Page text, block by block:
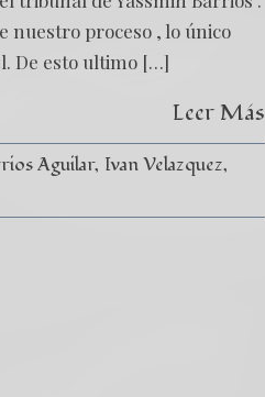
nuestro proceso , lo único
De esto ultimo […]
Leer Más
Aguilar Ivan Velazquez